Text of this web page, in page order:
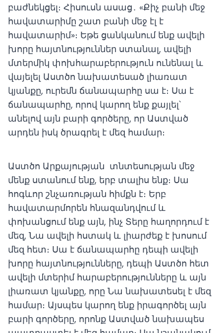
բաժնեկցել։ Հիսուսն ասաց․ «Քիչ բանի մեջ
հավատարիմը շատ բանի մեջ էլ է
հավատարիմ»։ Եթե ցանկանում ենք ավելի
խորը հայտնություններ ստանալ, ավելի
մտերմիկ փոխհարաբերություն ունենալ և
վայելել Աստծո նախատեսած լիառատ
կյանքը, ուրեմն ճանապարհը սա է։ Սա է
ճանապարհը, որով կարող ենք քայլել՝
անելով այն բարի գործերը, որ Աստված
արդեն իսկ ծրագրել է մեզ համար։
Աստծո Արքայության տնտեսության մեջ
մենք ստանում ենք, երբ տալիս ենք։ Սա
հոգևոր շնչառության հիմքն է։ Երբ
հավատարմորեն հնազանդվում և
փոխանցում ենք այն, ինչ Տերը հաղորդում է
մեզ, Նա ավելի հստակ և լիարժեք է խոսում
մեզ հետ։ Սա է ճանապարհը դեպի ավելի
խորը հայտնությունները, դեպի Աստծո հետ
ավելի մտերիմ հարաբերությունները և այն
լիառատ կյանքը, որը Նա նախատեսել է մեզ
համար։ Այսպես կարող ենք իրագործել այն
բարի գործերը, որոնք Աստված նախապես